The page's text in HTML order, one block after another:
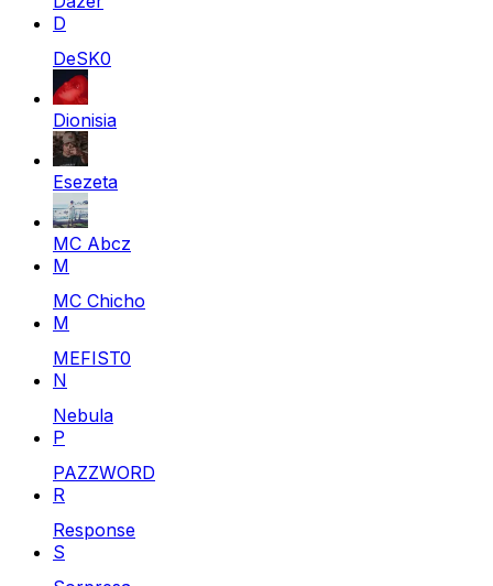
D
DeSK0
Dionisia
Esezeta
MC Abcz
M
MC Chicho
M
MEFIST0
N
Nebula
P
PAZZWORD
R
Response
S